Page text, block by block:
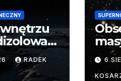
RADEK
od
6